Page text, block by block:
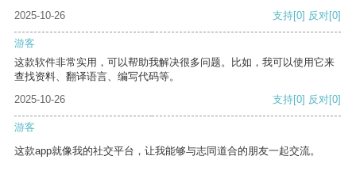
2025-10-26
支持[0] 反对[0]
游客
这款软件非常实用，可以帮助我解决很多问题。比如，我可以使用它来
查找资料、翻译语言、编写代码等。
2025-10-26
支持[0] 反对[0]
游客
这款app就像我的社交平台，让我能够与志同道合的朋友一起交流。